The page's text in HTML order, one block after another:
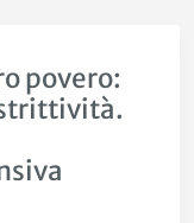
povero: